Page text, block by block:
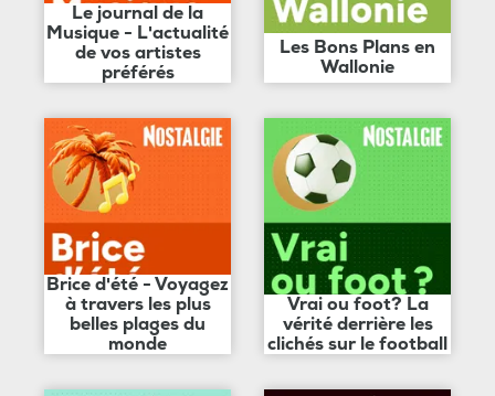
Le journal de la
Musique - L'actualité
de vos artistes
préférés
Les Bons Plans en
Wallonie
Brice d'été - Voyagez
à travers les plus
belles plages du
monde
Vrai ou foot? La
vérité derrière les
clichés sur le football